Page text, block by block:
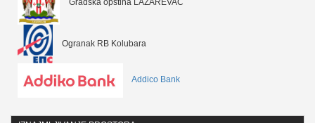
Gradska opština LAZAREVAC
Ogranak RB Kolubara
Addico Bank